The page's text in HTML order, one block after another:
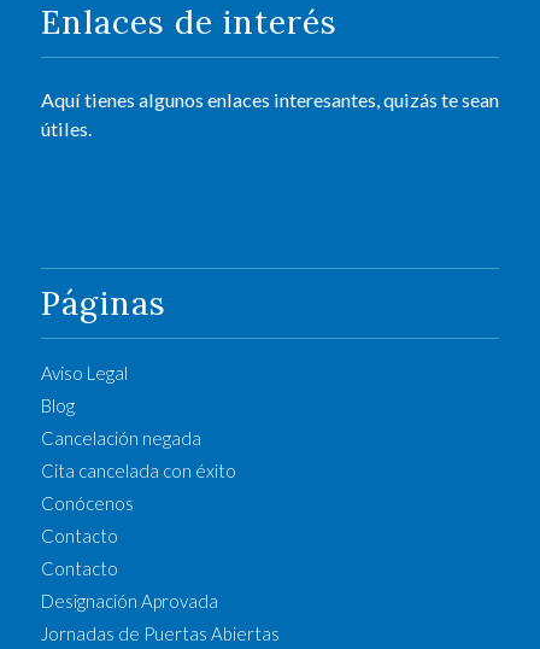
Enlaces de interés
Aquí tienes algunos enlaces interesantes, quizás te sean
útiles.
Páginas
Aviso Legal
Blog
Cancelación negada
Cita cancelada con éxito
Conócenos
Contacto
Contacto
Designación Aprovada
Jornadas de Puertas Abiertas